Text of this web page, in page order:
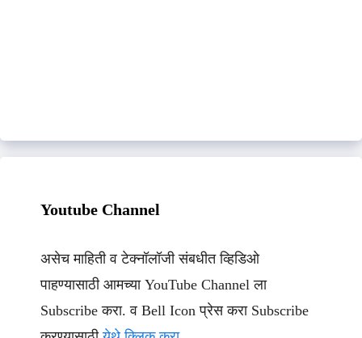
Youtube Channel
असेच माहिती व टेक्नॉलॉजी संबधीत व्हिडिओ
पाहण्यासाठी आमच्या YouTube Channel ला
Subscribe करा. व Bell Icon प्रेस करा Subscribe